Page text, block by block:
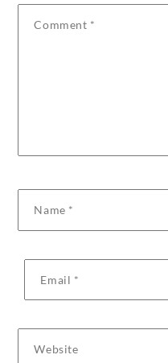
Comment *
Name *
Email *
Website